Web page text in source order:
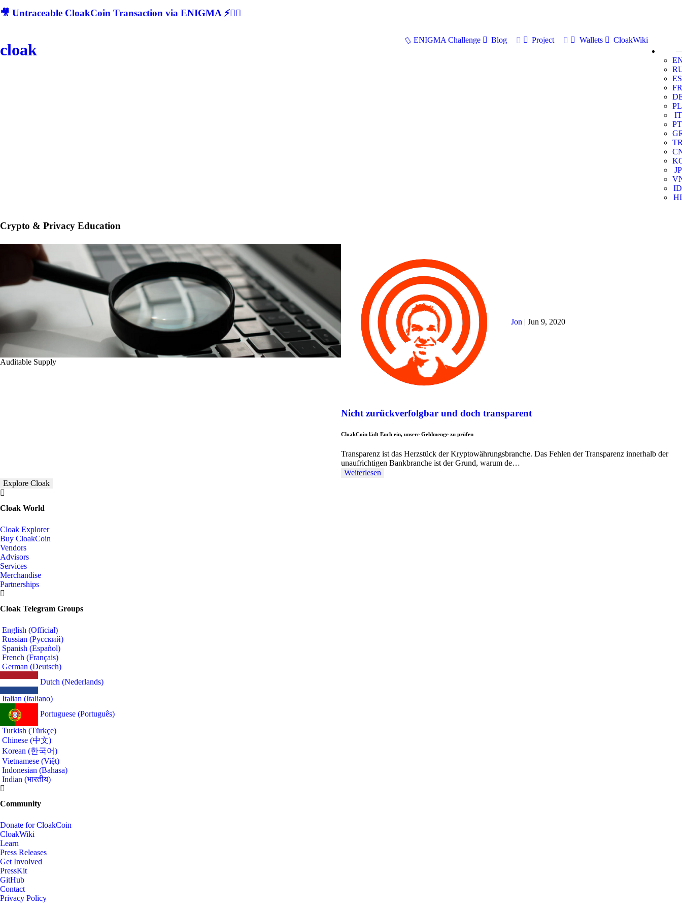
🎥 Untraceable CloakCoin Transaction via ENIGMA ⚡🕵‍♂
cloak
ENIGMA Challenge Blog Project Wallets
CloakWiki
ES
FR
PL
IT
PT
JP
ID
HI
Crypto & Privacy Education
Auditable Supply
Jon | Jun 9, 2020
Nicht zurückverfolgbar und doch transparent
CloakCoin lädt Euch ein, unsere Geldmenge zu prüfen
Transparenz ist das Herzstück der Kryptowährungsbranche. Das Fehlen der Transparenz innerhalb der
unaufrichtigen Bankbranche ist der Grund, warum de…
Weiterlesen
Explore Cloak
Cloak World
Cloak Explorer
Buy CloakCoin
Vendors
Advisors
Services
Merchandise
Partnerships
Cloak Telegram Groups
English (Official)
Russian (Русский)
Spanish (Español)
French (Français)
German (Deutsch)
Dutch (Nederlands)
Italian (Italiano)
Portuguese (Português)
Turkish (Türkçe)
Chinese (中文)
Korean (한국어)
Vietnamese (Việt)
Indonesian (Bahasa)
Indian (भारतीय)
Community
Donate for CloakCoin
CloakWiki
Learn
Press Releases
Get Involved
PressKit
GitHub
Contact
Privacy Policy